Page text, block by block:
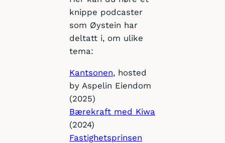
knippe podcaster
som Øystein har
deltatt i, om ulike
tema:
Kantsonen, hosted
by Aspelin Eiendom
(2025)
Bærekraft med Kiwa
(2024)
Fastighetsprinsen